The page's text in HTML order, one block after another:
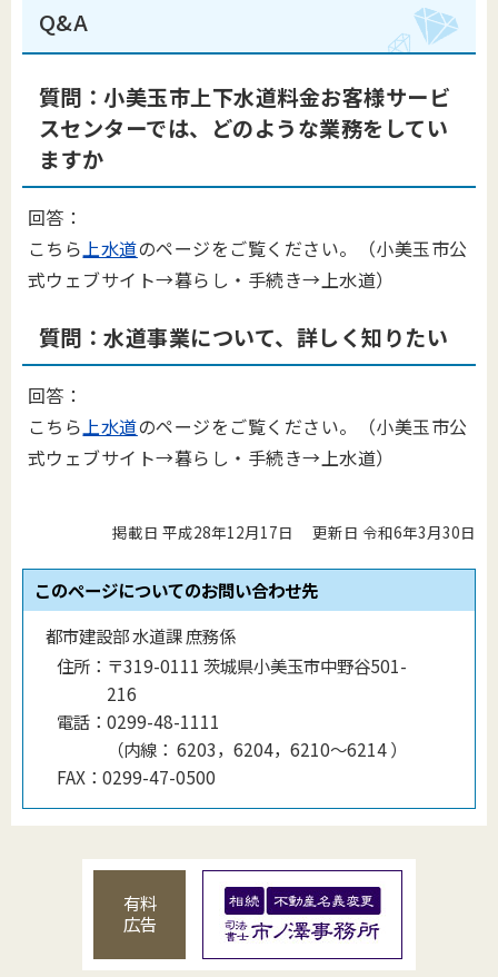
Q&A
質問：小美玉市上下水道料金お客様サービ
スセンターでは、どのような業務をしてい
ますか
回答：
こちら上水道のページをご覧ください。（小美玉市公
式ウェブサイト→暮らし・手続き→上水道）
質問：水道事業について、詳しく知りたい
回答：
こちら上水道のページをご覧ください。（小美玉市公
式ウェブサイト→暮らし・手続き→上水道）
掲載日 平成28年12月17日 更新日 令和6年3月30日
このページについてのお問い合わせ先
都市建設部 水道課 庶務係
住所： 〒319-0111 茨城県小美玉市中野谷501-
216
電話： 0299-48-1111
（内線 ： 6203，6204，6210〜6214）
FAX： 0299-47-0500
有料
広告